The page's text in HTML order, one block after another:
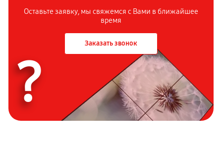
Оставьте заявку, мы свяжемся с Вами в ближайшее
время
Заказать звонок
?